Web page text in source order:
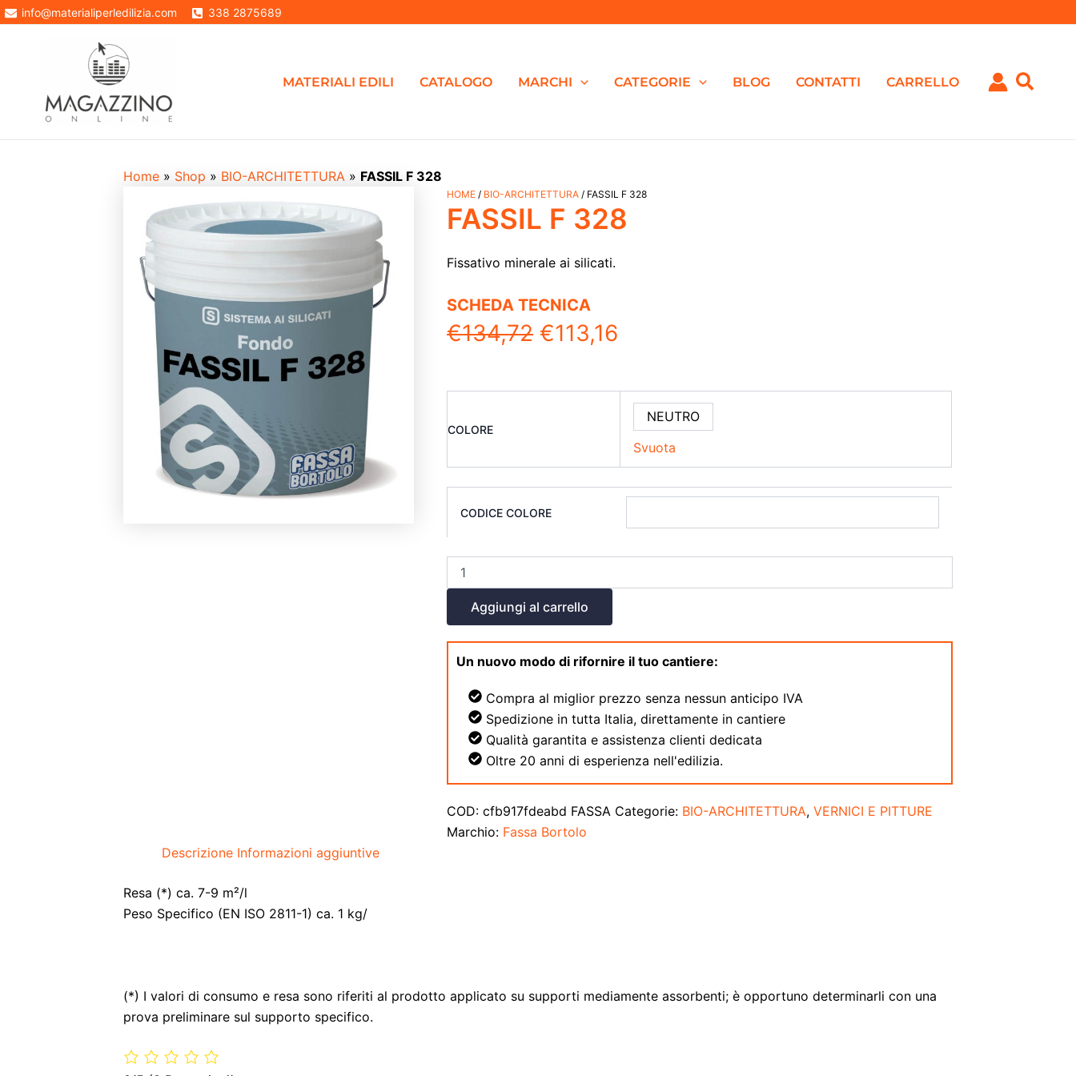
Vai info@materialiperledilizia.com 338 2875689
MATERIALI EDILI CATALOGO MARCHI CATEGORIE BLOG CONTATTI CARRELLO
Home » Shop » BIO-ARCHITETTURA » FASSIL F 328
In offerta!
HOME / BIO-ARCHITETTURA / FASSIL F 328
FASSIL F 328
Fissativo minerale ai silicati.
SCHEDA TECNICA
€134,72
Il
era:
€134,72.
€113,16
Il
COLORE
NEUTRO
Svuota
CODICE COLORE
FASSIL
F
328
Aggiungi al carrello
Un nuovo modo di rifornire il tuo cantiere:
Compra al miglior prezzo senza nessun anticipo IVA
Spedizione in tutta Italia, direttamente in cantiere
Qualità garantita e assistenza clienti dedicata
Oltre 20 anni di esperienza nell'edilizia.
COD:cfb917fdeabd FASSA Categorie: BIO-ARCHITETTURA,VERNICI E PITTURE
Marchio: Fassa Bortolo
Descrizione Informazioni aggiuntive
Resa (*) ca. 7-9 m²/l
Peso Specifico (EN ISO 2811-1) ca. 1 kg/
(*) I valori di consumo e resa sono riferiti al prodotto applicato su supporti mediamente assorbenti; è opportuno determinarli con una
prova preliminare sul supporto specifico.